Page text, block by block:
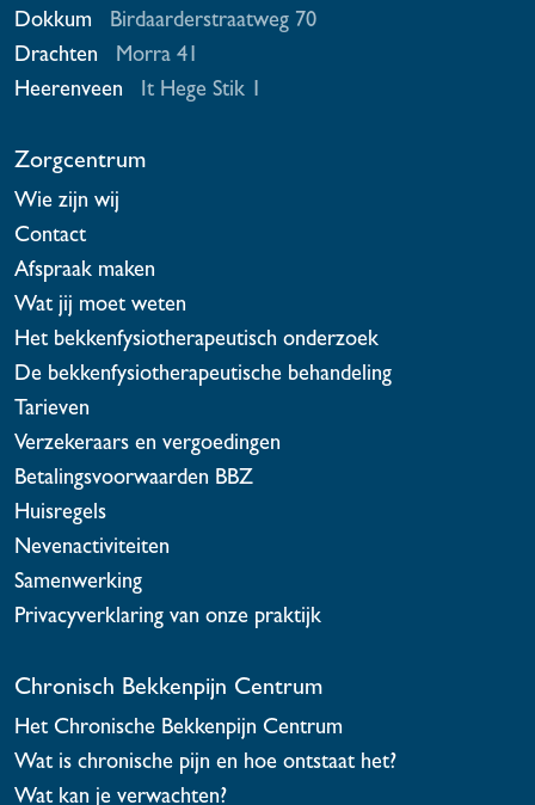
Dokkum
Birdaarderstraatweg 70
Drachten
Morra 41
Heerenveen
It Hege Stik 1
Zorgcentrum
Wie zijn wij
Contact
Afspraak maken
Wat jij moet weten
Het bekkenfysiotherapeutisch onderzoek
De bekkenfysiotherapeutische behandeling
Tarieven
Verzekeraars en vergoedingen
Betalingsvoorwaarden BBZ
Huisregels
Nevenactiviteiten
Samenwerking
Privacyverklaring van onze praktijk
Chronisch Bekkenpijn Centrum
Het Chronische Bekkenpijn Centrum
Wat is chronische pijn en hoe ontstaat het?
Wat kan je verwachten?